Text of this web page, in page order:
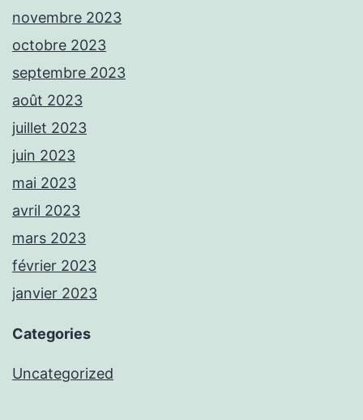
novembre 2023
octobre 2023
septembre 2023
août 2023
juillet 2023
juin 2023
mai 2023
avril 2023
mars 2023
février 2023
janvier 2023
Categories
Uncategorized